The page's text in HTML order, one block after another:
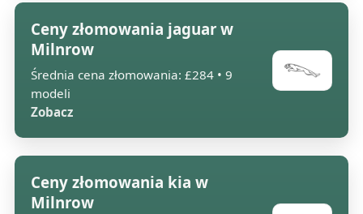
Ceny złomowania jaguar w
Milnrow
Średnia cena złomowania: £284 • 9
modeli
Zobacz
Ceny złomowania kia w
Milnrow